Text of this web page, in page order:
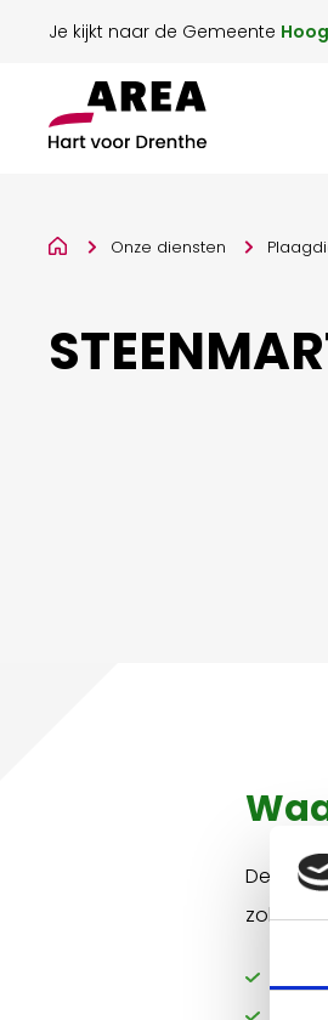
Je kijkt naar de Gemeente
Onze diensten
De
zolders